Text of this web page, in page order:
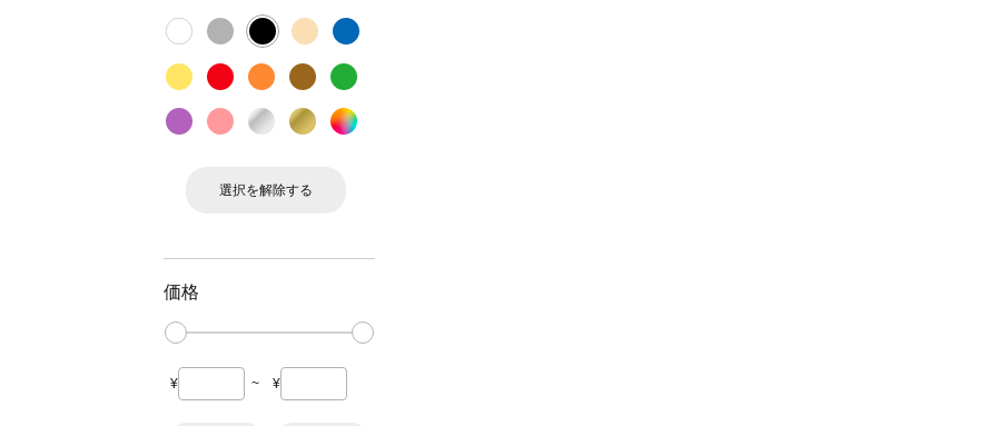
選択を解除する
価格
¥ ~ ¥